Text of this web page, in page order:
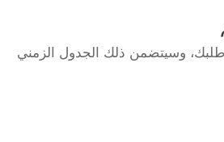
وسيتضمن ذلك الجدول الزمني